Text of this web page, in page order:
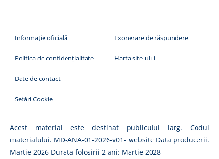
Informaţie oficială Exonerare de răspundere
Politica de confidențialitate Harta site-ului
Date de contact
Setări Cookie
Acest material este destinat publicului larg. Codul
materialului: MD-ANA-01-2026-v01- website Data producerii:
Martie 2026 Durata folosirii 2 ani: Martie 2028